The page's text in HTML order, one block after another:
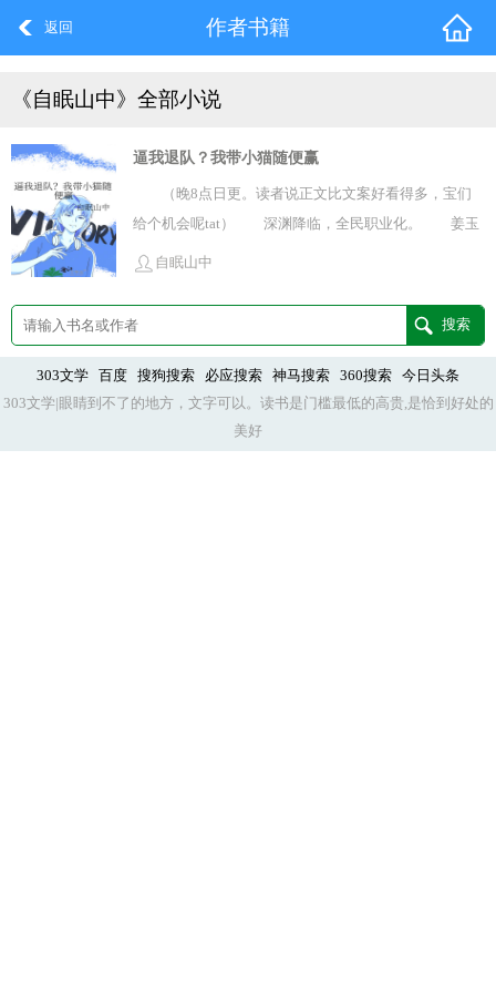
返回 作者书籍
《自眠山中》全部小说
逼我退队？我带小猫随便赢
（晚8点日更。读者说正文比文案好看得多，宝们
给个机会呢tat） 深渊降临，全民职业化。 姜玉
觉醒s级辅助职业【赋能者】，大幅提高队友属性点，打
考报名前队友纷纷翻脸，直言不需要拖后腿的废物，使
用下作手段逼她退队。 走投无路之下，姜玉契约了
自己捡到的流浪猫。 【恭喜您激活隐藏职
业】 ... 原来，她的职业全名是【情感赋能
者】。 她对队友无条件的爱越强烈，他们得到的提
自眠山中
303文学 百度 搜狗搜索 必应搜索 神马搜索 360搜索
今日头条
303文学|眼睛到不了的地方，文字可以。读书是门槛最低的高贵,是恰到好处的
美好